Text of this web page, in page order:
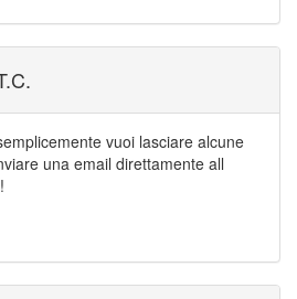
vuoi lasciare alcune
una email direttamente all